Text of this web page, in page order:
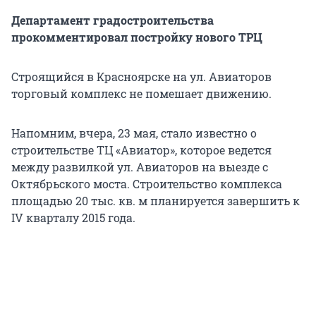
Департамент градостроительства
прокомментировал постройку нового ТРЦ
Строящийся в Красноярске на ул. Авиаторов
торговый комплекс не помешает движению.
Напомним, вчера, 23 мая, стало известно о
строительстве ТЦ «Авиатор», которое ведется
между развилкой ул. Авиаторов на выезде с
Октябрьского моста. Строительство комплекса
площадью 20 тыс. кв. м планируется завершить к
IV кварталу 2015 года.